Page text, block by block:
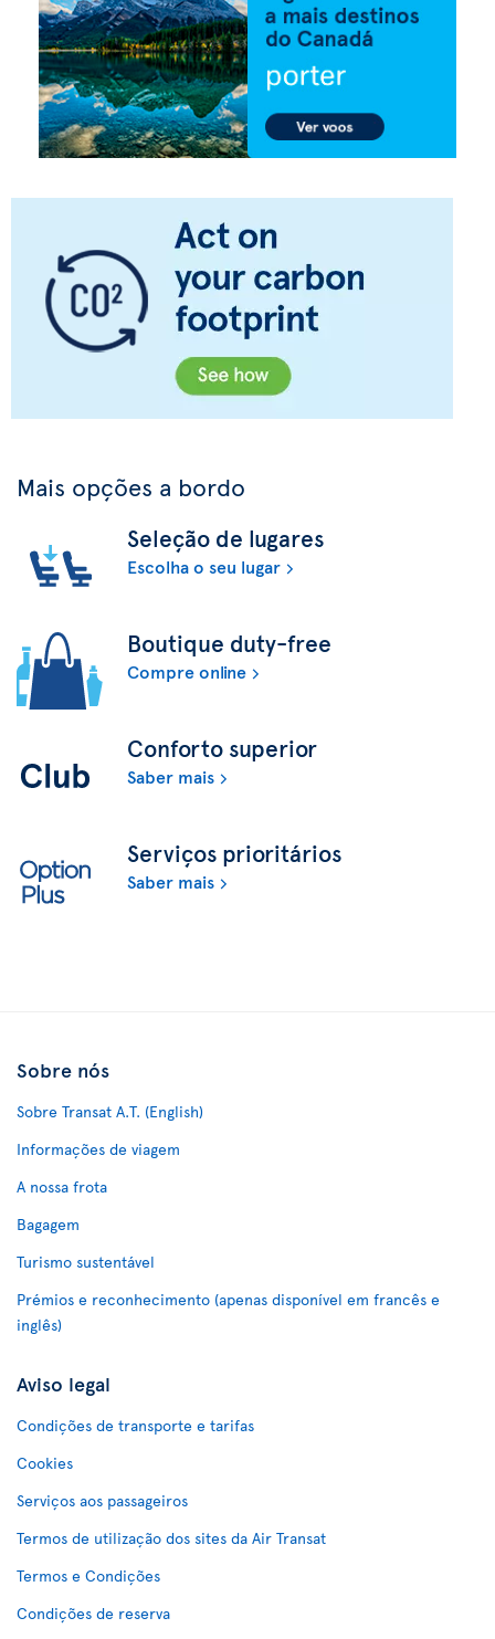
Mais opções a bordo
Seleção de lugares
Escolha o seu lugar
Boutique duty-free
Compre online
Conforto superior
Saber mais
Serviços prioritários
Saber mais
Sobre nós
Sobre Transat A.T. (English)
Informações de viagem
A nossa frota
Bagagem
Turismo sustentável
Prémios e reconhecimento (apenas disponível em francês e
inglês)
Aviso legal
Condições de transporte e tarifas
Cookies
Serviços aos passageiros
Termos de utilização dos sites da Air Transat
Termos e Condições
Condições de reserva